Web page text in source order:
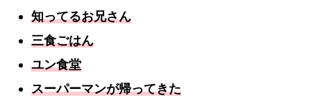
知ってるお兄さん
三食ごはん
ユン食堂
スーパーマンが帰ってきた